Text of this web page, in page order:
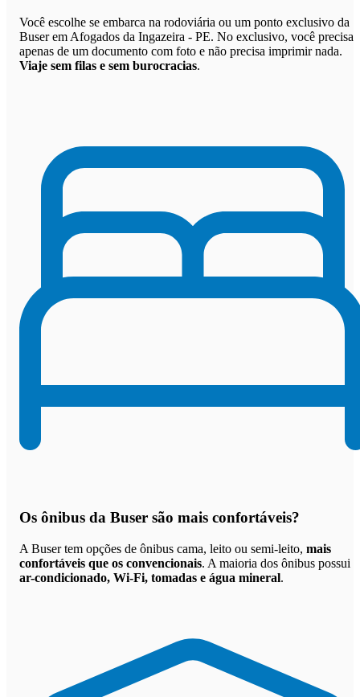
Você escolhe se embarca na rodoviária ou um ponto exclusivo da
Buser em Afogados da Ingazeira - PE. No exclusivo, você precisa
apenas de um documento com foto e não precisa imprimir nada.
Viaje sem filas e sem burocracias.
Os ônibus da Buser são mais confortáveis?
A Buser tem opções de ônibus cama, leito ou semi-leito, mais
confortáveis que os convencionais. A maioria dos ônibus possui
ar-condicionado, Wi-Fi, tomadas e água mineral.